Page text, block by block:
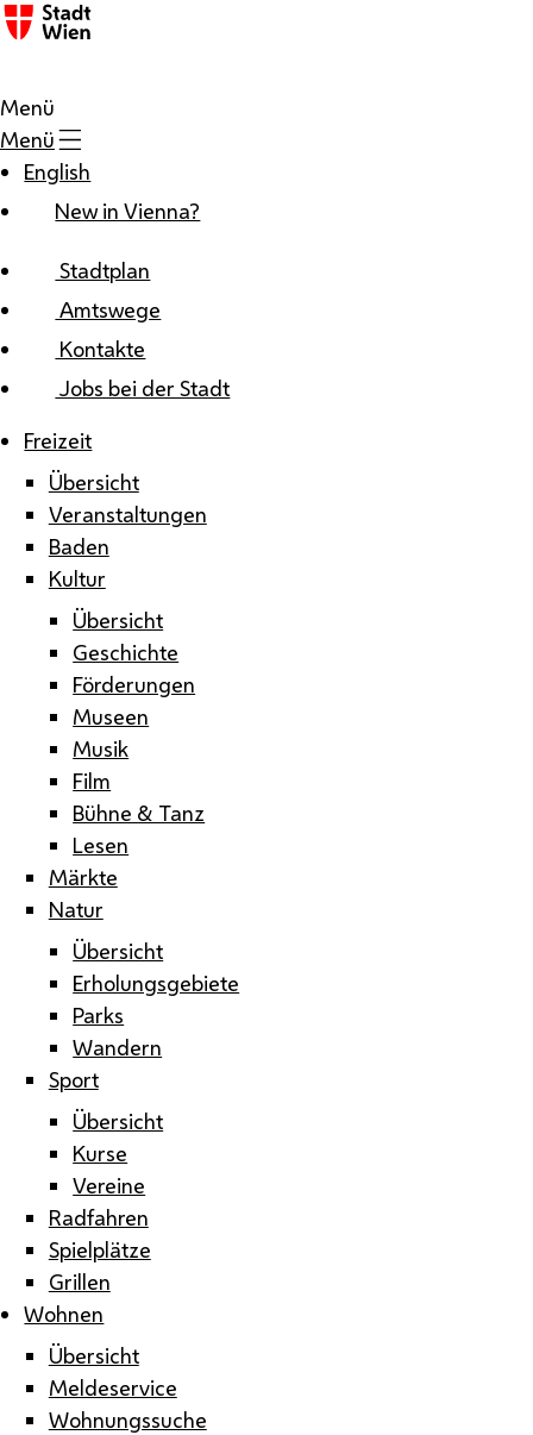
Zum Inhalt
Menü
Menü
English
New in Vienna?
Stadtplan
Amtswege
Kontakte
Jobs bei der Stadt
Freizeit
Übersicht
Veranstaltungen
Baden
Kultur
Übersicht
Geschichte
Förderungen
Museen
Musik
Film
Bühne & Tanz
Lesen
Märkte
Natur
Übersicht
Erholungsgebiete
Parks
Wandern
Sport
Übersicht
Kurse
Vereine
Radfahren
Spielplätze
Grillen
Wohnen
Übersicht
Meldeservice
Wohnungssuche